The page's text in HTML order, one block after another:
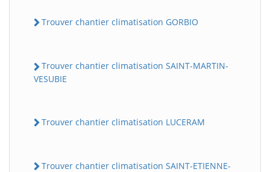
Trouver chantier climatisation GORBIO
Trouver chantier climatisation SAINT-MARTIN-
VESUBIE
Trouver chantier climatisation LUCERAM
Trouver chantier climatisation SAINT-ETIENNE-